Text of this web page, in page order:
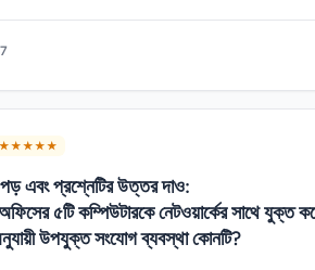
★ ★ ★ ★
পড় এবং প্রশ্নেটির উত্তর দাও:
৫টি কম্পিউটারকে নেটওয়ার্কের সাথে
উপযুক্ত সংযোগ ব্যবস্থা কোনটি?